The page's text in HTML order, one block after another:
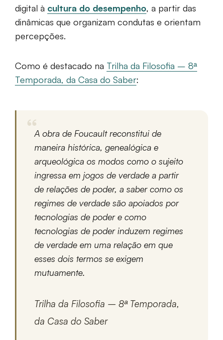
digital à cultura do desempenho, a partir das
dinâmicas que organizam condutas e orientam
percepções.
Como é destacado na Trilha da Filosofia – 8ª
Temporada, da Casa do Saber:
A obra de Foucault reconstitui de
maneira histórica, genealógica e
arqueológica os modos como o sujeito
ingressa em jogos de verdade a partir
de relações de poder, a saber como os
regimes de verdade são apoiados por
tecnologias de poder e como
tecnologias de poder induzem regimes
de verdade em uma relação em que
esses dois termos se exigem
mutuamente.
Trilha da Filosofia – 8ª Temporada,
da Casa do Saber